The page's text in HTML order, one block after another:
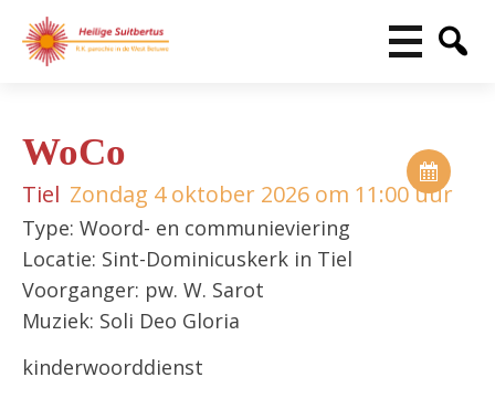
WoCo
Tiel Zondag 4 oktober 2026 om 11:00 uur
Type: Woord- en communieviering
Locatie: Sint-Dominicuskerk in Tiel
Voorganger: pw. W. Sarot
Muziek: Soli Deo Gloria
kinderwoorddienst